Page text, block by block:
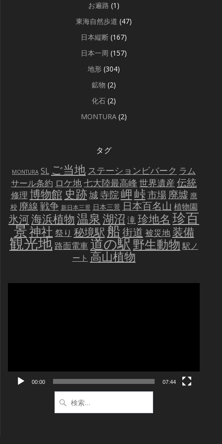
お遍路 (1)
東海自然歩道 (47)
日本縦断 (167)
日本一周 (157)
地形 (304)
鉱物 (2)
化石 (2)
MONTURA (2)
タグ
MONTURA SL ご当地 ステーションビバーク ラム
サール条約 ロケ地七大陸最高峰 世界遺産 伝統
修理 博物館 史跡城寺院岬峠市場 廃墟 廃
校 廃線戦争 新日本三景 日本三景 日本百名山 植物園
氷河海浜植物温泉湖沼 滝珍地名 珍百
景神社 祭り 秘境駅船街道 被災地 装備
観光地 路面電車道の駅野生動物 駅ノ
ート 高山植物
00:00 07:44
索: